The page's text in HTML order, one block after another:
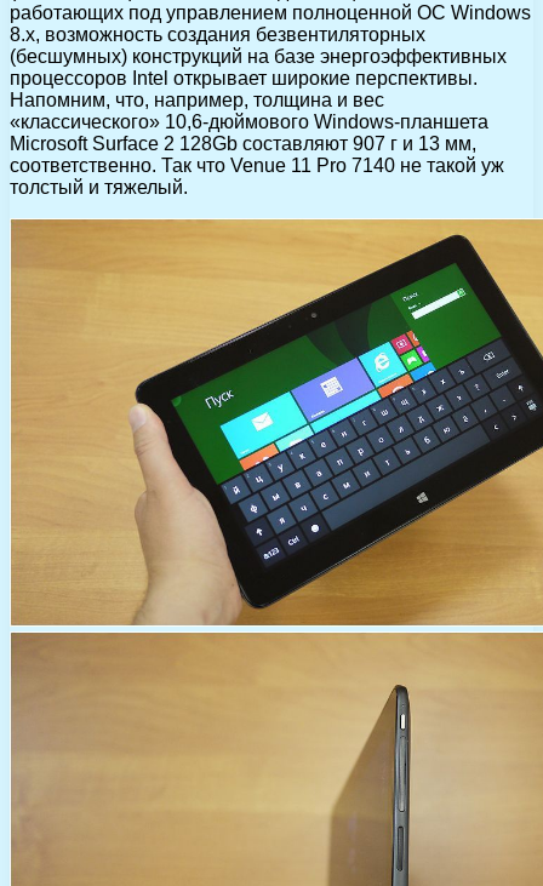
работающих под управлением полноценной ОС Windows
8.х, возможность создания безвентиляторных
(бесшумных) конструкций на базе энергоэффективных
процессоров Intel открывает широкие перспективы.
Напомним, что, например, толщина и вес
«классического» 10,6-дюймового Windows-планшета
Microsoft Surface 2 128Gb составляют 907 г и 13 мм,
соответственно. Так что Venue 11 Pro 7140 не такой уж
толстый и тяжелый.